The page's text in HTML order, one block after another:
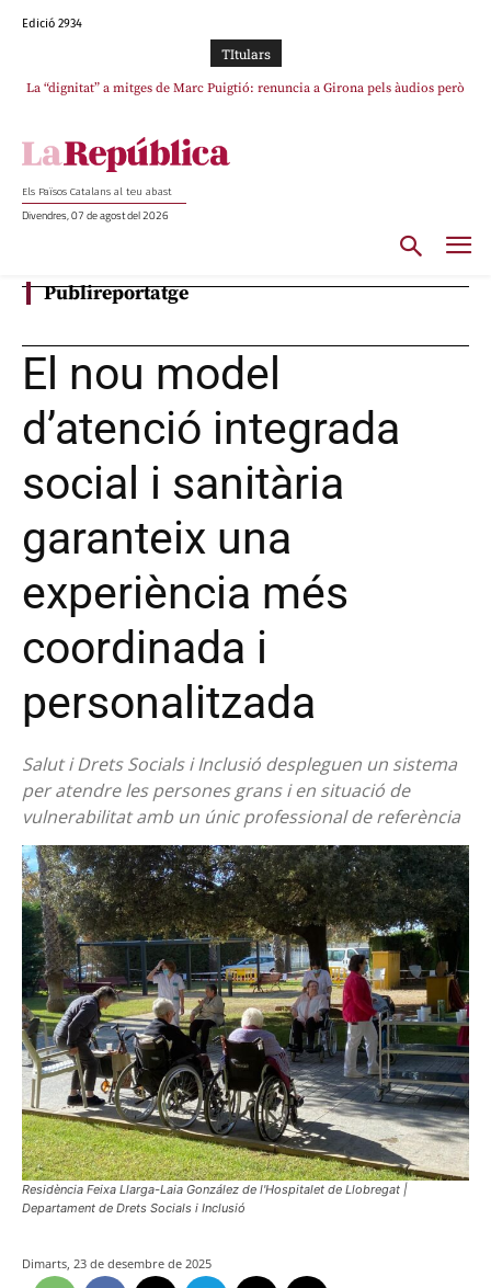
Edició 2934
TItulars
La “dignitat” a mitges de Marc Puigtió: renuncia a Girona pels àudios però
Els Països Catalans al teu abast
Divendres, 07 de agost del 2026
Publireportatge
El nou model
d’atenció integrada
social i sanitària
garanteix una
experiència més
coordinada i
personalitzada
Salut i Drets Socials i Inclusió despleguen un sistema
per atendre les persones grans i en situació de
vulnerabilitat amb un únic professional de referència
Residència Feixa Llarga-Laia González de l'Hospitalet de Llobregat |
Departament de Drets Socials i Inclusió
Dimarts, 23 de desembre de 2025